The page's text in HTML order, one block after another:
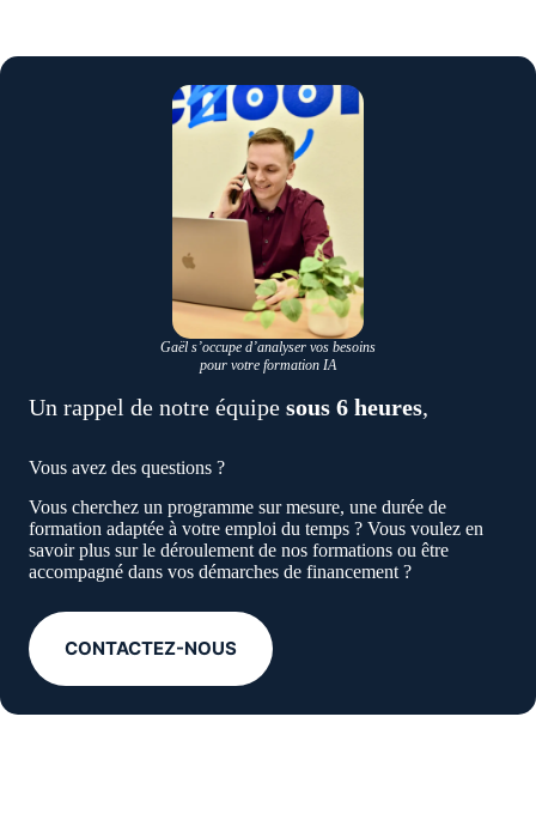
Gaël s’occupe d’analyser vos besoins
pour votre formation IA
Un rappel de notre équipe sous 6 heures,
Vous avez des questions ?
Vous cherchez un programme sur mesure, une durée de
formation adaptée à votre emploi du temps ? Vous voulez en
savoir plus sur le déroulement de nos formations ou être
accompagné dans vos démarches de financement ?
CONTACTEZ-NOUS